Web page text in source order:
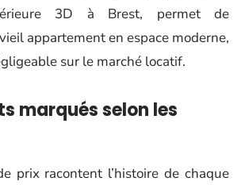
3D à Brest, permet de
appartement en espace moderne,
sur le marché locatif.
marqués selon les
prix racontent l’histoire de chaque